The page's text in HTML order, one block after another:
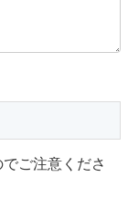
ご注意くださ